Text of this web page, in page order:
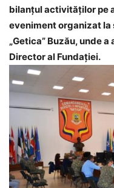
bilanțul activităților pe
eveniment organizat
„Getica” Buzău, unde
Director al Fundației.